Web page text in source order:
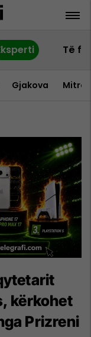
Të
Gjakova
kërkohet
Prizreni